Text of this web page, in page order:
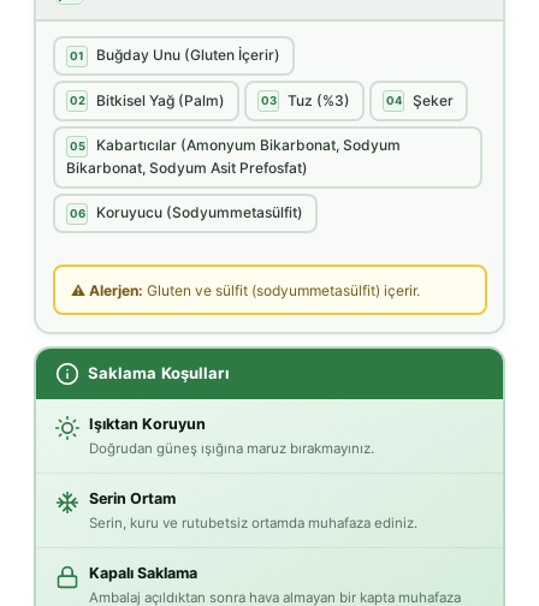
01 Buğday Unu (Gluten İçerir)
02 Bitkisel Yağ (Palm) 03 Tuz (%3) 04 Şeker
05
Kabartıcılar (Amonyum Bikarbonat, Sodyum
Bikarbonat, Sodyum Asit Prefosfat)
06 Koruyucu (Sodyummetasülfit)
⚠ Alerjen: Gluten ve sülfit (sodyummetasülfit) içerir.
Saklama Koşulları
Işıktan Koruyun
Doğrudan güneş ışığına maruz bırakmayınız.
Serin Ortam
Serin, kuru ve rutubetsiz ortamda muhafaza ediniz.
Kapalı Saklama
Ambalaj açıldıktan sonra hava almayan bir kapta muhafaza